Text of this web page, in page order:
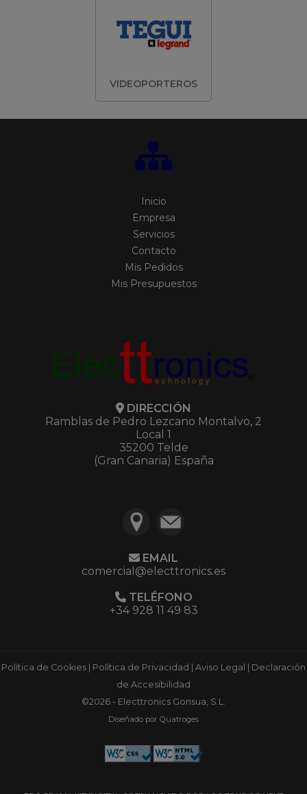
VIDEOPORTEROS
Inicio
Empresa
Servicios
Contacto
Mis Pedidos
Mis Presupuestos
DIRECCIÓN
Ramblas de Pedro Lezcano Montalvo, 2
Local 1
35200 Telde
(Gran Canaria) España
EMAIL
comercial@electtronics.es
TELÉFONO
+34 928 11 49 83
Política de Cookies Política de Privacidad Aviso Legal
Declaración
de Accesibilidad
©2026 - Electtronics Gonsua, S.L.
Diseñado por Quatroges